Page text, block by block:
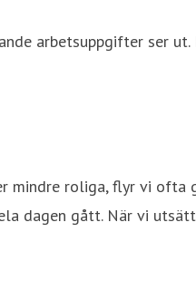
arbetsuppgifter ser
mindre roliga, flyr vi
dagen gått. När vi